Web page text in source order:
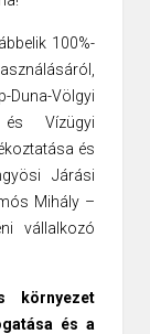
100%-
Völgyi
és Vízügyi
és
Járási
Mihály –
vállalkozó
környezet
és a